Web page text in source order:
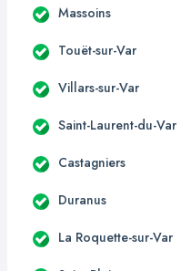
Massoins
Touët-sur-Var
Villars-sur-Var
Saint-Laurent-du-Var
Castagniers
Duranus
La Roquette-sur-Var